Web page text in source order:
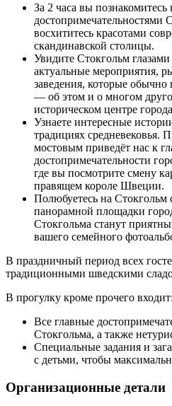
За 2 часа вы
достопримечательностями
восхититесь красотами
скандинавской столицы.
Увидите Стокгольм
актуальные мероприятия,
заведения, которые
— об этом и о многом
историческом центре
Узнаете интересные
традициях средневековья.
мостовым приведёт нас к
достопримечательности
где вы посмотрите смену
правящем короле Швеции.
Полюбуетесь на Стокгольм
панорамной площадки
Стокгольма станут
вашего семейного
В праздничный период всех
традиционными шведскими
В прогулку кроме прочего входит:
Все главные
Стокгольма, а также
Специальные задания и
с детьми, чтобы
Организационные детали